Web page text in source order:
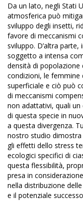
Da un lato, negli Stati
atmosferica può
sviluppo degli insetti,
favore di meccanismi
sviluppo. D’altra
soggetto a intensa
densità di
condizioni, le
superficiale e ciò può
di meccanismi
non adattativi, quali
di questa specie in
a questa divergenza.
nostro studio dimostra
gli effetti dello stress
ecologici specifici di
questa flessibilità,
presa in
nella distribuzione
e il potenziale